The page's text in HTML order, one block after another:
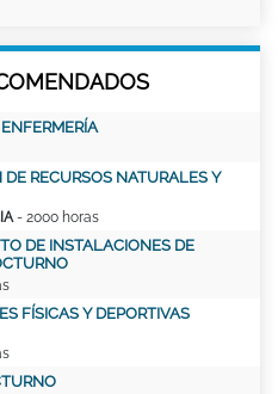
RECURSOS NATURALES Y
- 2000 horas
DE INSTALACIONES DE
FÍSICAS Y DEPORTIVAS